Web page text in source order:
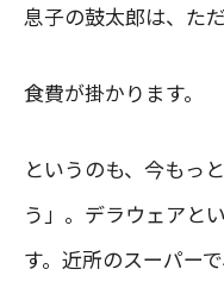
息子の鼓太郎は、た
食費が掛かります。
というのも、今もっ
う」。デラウェアと
す。近所のスーパー